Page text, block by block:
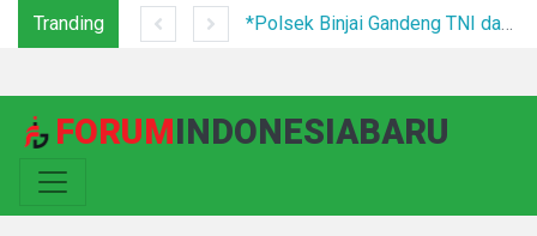
Tranding *Polsek Binjai Gandeng TNI dan Kepala Desa Grebek Sarang Narkoba*
FORUMINDONESIABARU